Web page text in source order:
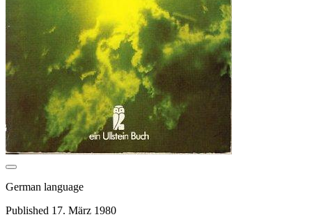
German language
Published 17. März 1980